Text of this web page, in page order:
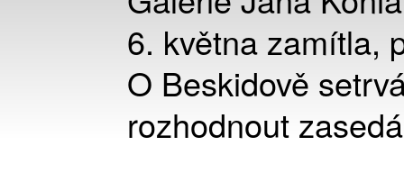
6. května zamítla,
O Beskidově
rozhodnout